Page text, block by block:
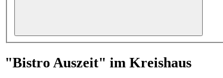
"Bistro Auszeit" im Kreishaus